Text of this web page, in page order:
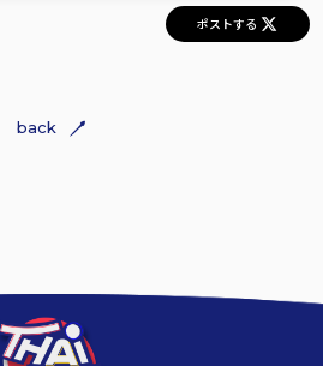
ポストする
back